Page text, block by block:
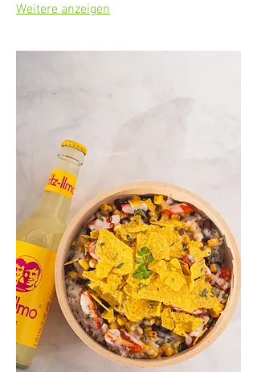
Weitere anzeigen